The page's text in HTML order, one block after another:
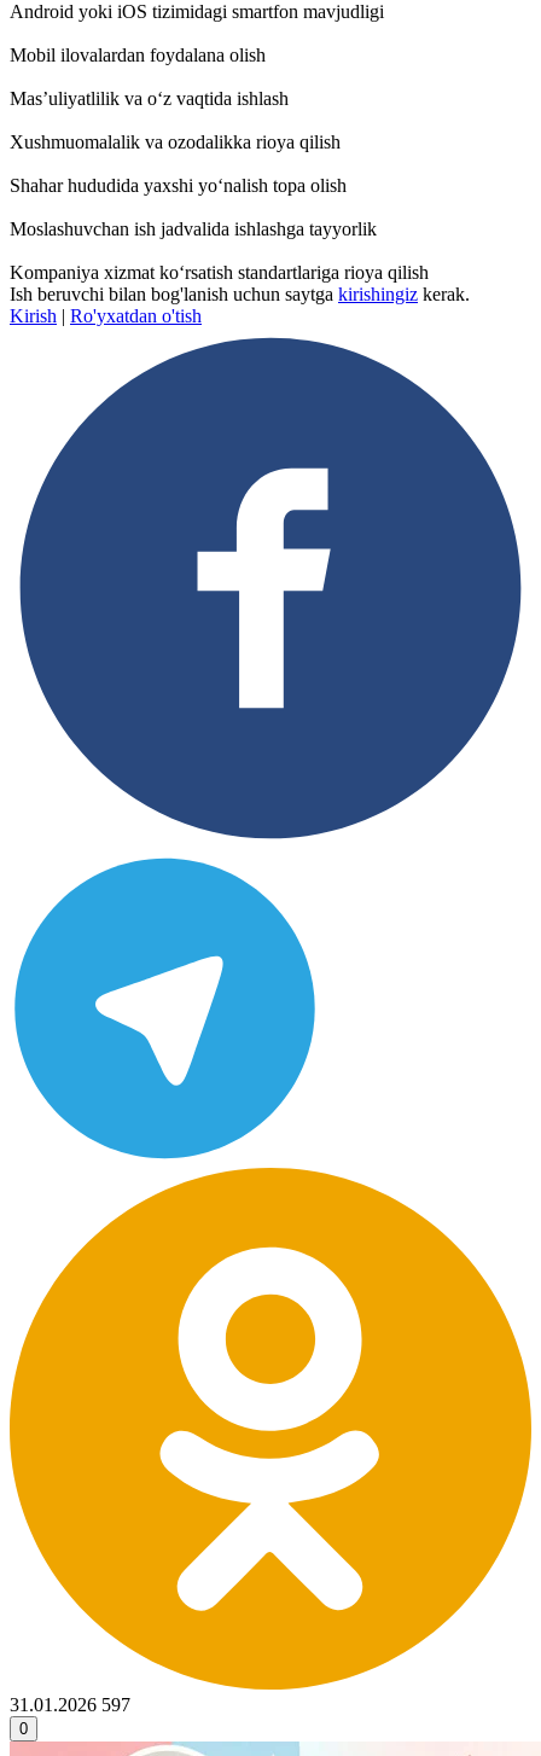
Android yoki iOS tizimidagi smartfon mavjudligi
Mobil ilovalardan foydalana olish
Mas’uliyatlilik va o‘z vaqtida ishlash
Xushmuomalalik va ozodalikka rioya qilish
Shahar hududida yaxshi yo‘nalish topa olish
Moslashuvchan ish jadvalida ishlashga tayyorlik
Kompaniya xizmat ko‘rsatish standartlariga rioya qilish
Ish beruvchi bilan bog'lanish uchun saytga kirishingiz kerak.
Kirish | Ro'yxatdan o'tish
31.01.2026 597
0